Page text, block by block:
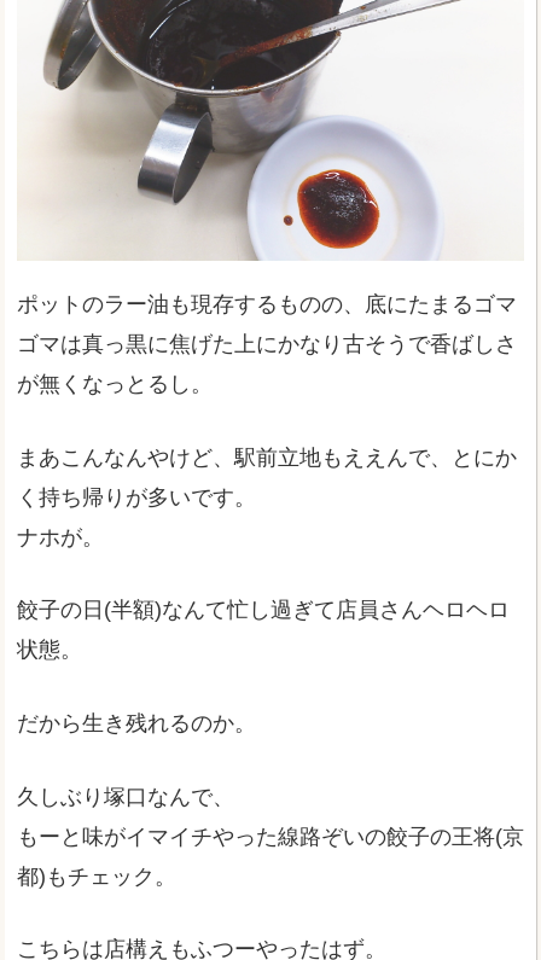
ポットのラー油も現存するものの、底にたまるゴマ
ゴマは真っ黒に焦げた上にかなり古そうで香ばしさ
が無くなっとるし。
まあこんなんやけど、駅前立地もええんで、とにか
く持ち帰りが多いです。
ナホが。
餃子の日(半額)なんて忙し過ぎて店員さんヘロヘロ
状態。
だから生き残れるのか。
久しぶり塚口なんで、
もーと味がイマイチやった線路ぞいの餃子の王将(京
都)もチェック。
こちらは店構えもふつーやったはず。